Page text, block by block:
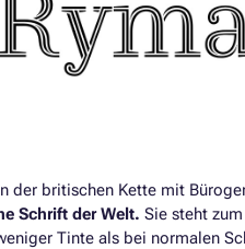
der britischen Kette mit
Schrift der Welt. Sie steht
Tinte als bei normalen